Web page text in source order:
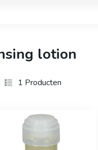
lotion
1 Producten